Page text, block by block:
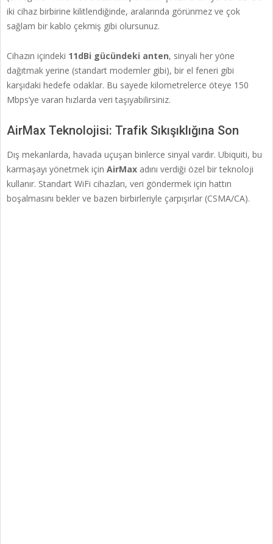
iki cihaz birbirine kilitlendiğinde, aralarında görünmez ve çok
sağlam bir kablo çekmiş gibi olursunuz.
Cihazın içindeki 11dBi gücündeki anten, sinyali her yöne
dağıtmak yerine (standart modemler gibi), bir el feneri gibi
karşıdaki hedefe odaklar. Bu sayede kilometrelerce öteye 150
Mbps’ye varan hızlarda veri taşıyabilirsiniz.
AirMax Teknolojisi: Trafik Sıkışıklığına Son
Dış mekanlarda, havada uçuşan binlerce sinyal vardır. Ubiquiti, bu
karmaşayı yönetmek için AirMax adını verdiği özel bir teknoloji
kullanır. Standart WiFi cihazları, veri göndermek için hattın
boşalmasını bekler ve bazen birbirleriyle çarpışırlar (CSMA/CA).